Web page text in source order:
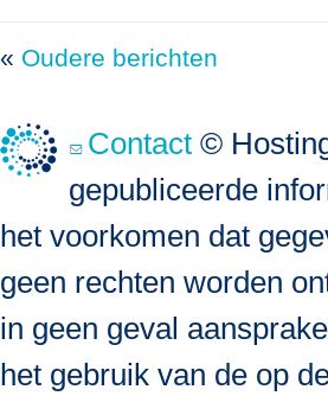
« Oudere berichten
Contact ©
gepubliceerde
het voorkomen dat
geen rechten worden
in geen geval
het gebruik van de op